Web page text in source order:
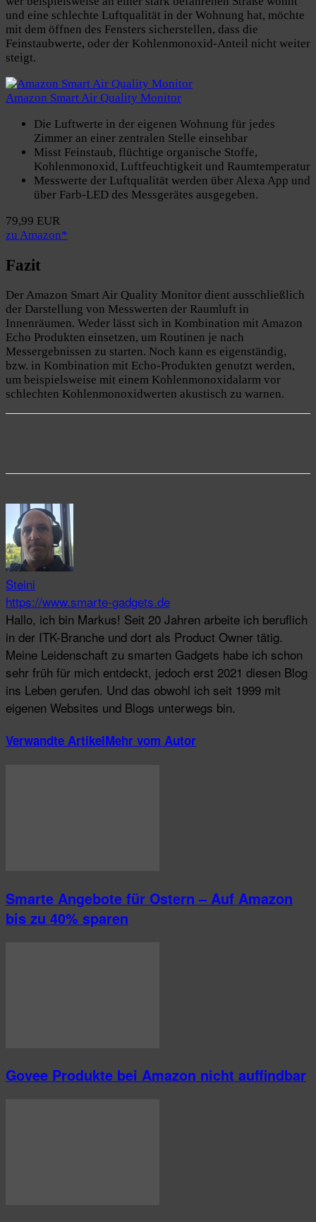
und eine schlechte Luftqualität in der Wohnung hat, möchte
mit dem öffnen des Fensters sicherstellen, dass die
Feinstaubwerte, oder der Kohlenmonoxid-Anteil nicht weiter
steigt.
Amazon Smart Air Quality Monitor
Die Luftwerte in der eigenen Wohnung für jedes
Zimmer an einer zentralen Stelle einsehbar
Misst Feinstaub, flüchtige organische Stoffe,
Kohlenmonoxid, Luftfeuchtigkeit und Raumtemperatur
Messwerte der Luftqualität werden über Alexa App und
über Farb-LED des Messgerätes ausgegeben.
79,99 EUR
zu Amazon*
Fazit
Der Amazon Smart Air Quality Monitor dient ausschließlich
der Darstellung von Messwerten der Raumluft in
Innenräumen. Weder lässt sich in Kombination mit Amazon
Echo Produkten einsetzen, um Routinen je nach
Messergebnissen zu starten. Noch kann es eigenständig,
bzw. in Kombination mit Echo-Produkten genutzt werden,
um beispielsweise mit einem Kohlenmonoxidalarm vor
schlechten Kohlenmonoxidwerten akustisch zu warnen.
Steini
https://www.smarte-gadgets.de
Hallo, ich bin Markus! Seit 20 Jahren arbeite ich beruflich
in der ITK-Branche und dort als Product Owner tätig.
Meine Leidenschaft zu smarten Gadgets habe ich schon
sehr früh für mich entdeckt, jedoch erst 2021 diesen Blog
ins Leben gerufen. Und das obwohl ich seit 1999 mit
eigenen Websites und Blogs unterwegs bin.
Verwandte ArtikelMehr vom Autor
Smarte Angebote für Ostern – Auf Amazon
bis zu 40% sparen
Govee Produkte bei Amazon nicht auffindbar